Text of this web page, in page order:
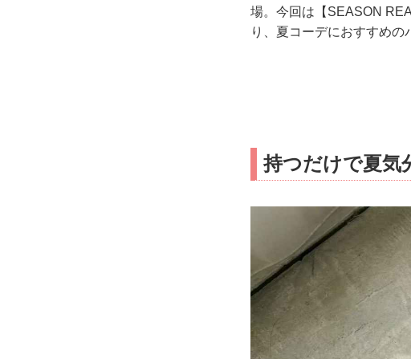
場。今回は【SEASON
り、夏コーデにおすすめの
持つだけで夏気